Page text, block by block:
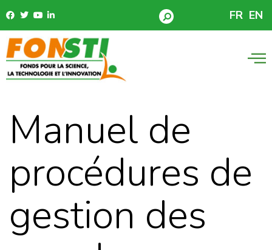
FR EN
Manuel de
procédures de
gestion des